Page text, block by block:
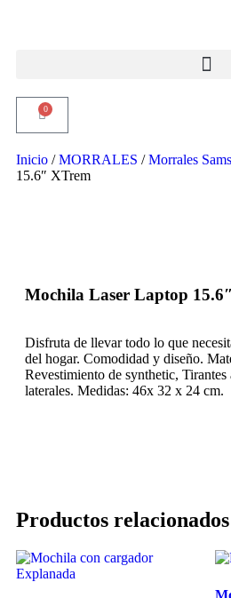
0
Inicio /MORRALES /Morrales
15.6″ XTrem
Mochila Laser Laptop
Disfruta de llevar todo lo que
del hogar. Comodidad y diseño.
Revestimiento de synthetic,
laterales. Medidas: 46x 32 x 24 cm.
Productos relacionados